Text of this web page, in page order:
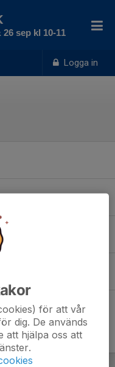
Logga in
26 sep kl 10-11
för att vår
dig. De används
att hjälpa oss att